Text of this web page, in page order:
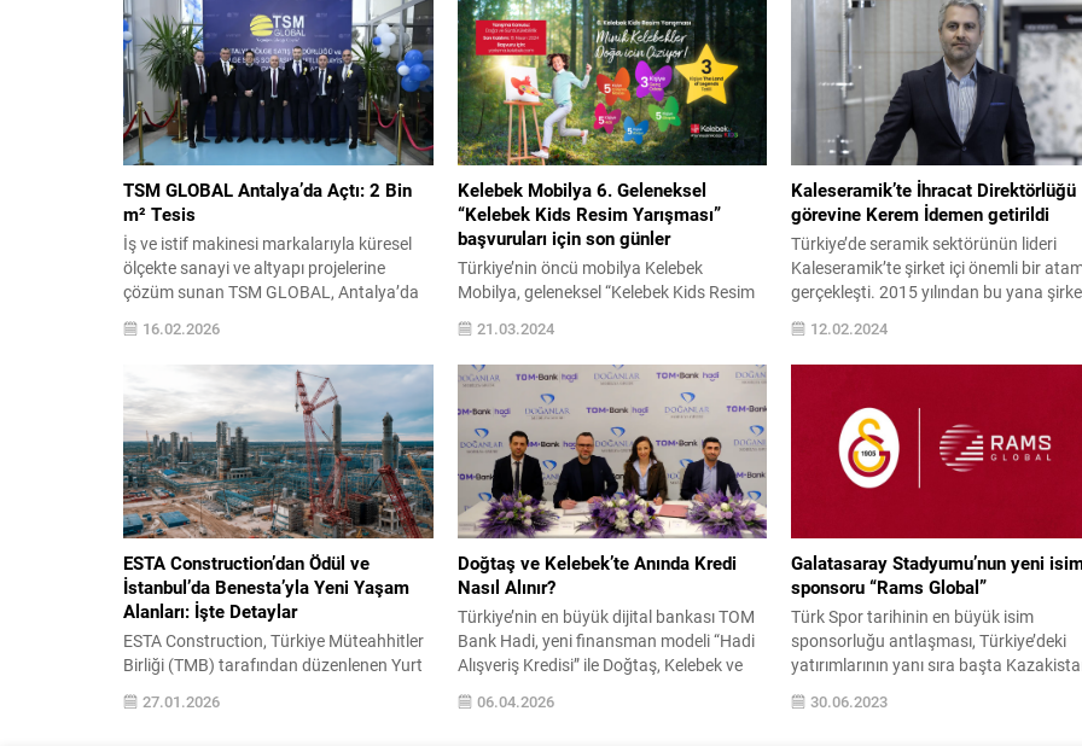
TSM GLOBAL Antalya’da Açtı: 2 Bin
m² Tesis
İş ve istif makinesi markalarıyla küresel
ölçekte sanayi ve altyapı projelerine
çözüm sunan TSM GLOBAL, Antalya’da
açtığı Bölge Satış Sonrası Hizmetler
Bayisi ve Bölge Satış Müdürlüğü ile kentin
sanayi ve ticaret ekosistemine katkı
sağladı. TSM GLOBAL, Bölge Satış
Sonrası Hizmetler bayisi Antalya Anadolu
İş Makinaları’nın yaklaşık 2.000
metrekare alana sahip...
16.02.2026
Kelebek Mobilya 6. Geleneksel
“Kelebek Kids Resim Yarışması”
başvuruları için son günler
Türkiye’nin öncü mobilya Kelebek
Mobilya, geleneksel “Kelebek Kids Resim
Yarışması”nın başvuruları 15 Nisan 2024
tarihinde sona erecek “Minik Kelebekler
Doğa için Çiziyor” temasıyla düzenlenen
resim yarışmasında çocuklar kağıtlara
hayallerini aktarıyor. Kazanan ilk 26
çocuk Kelebek Mobilya hediyelerinin
sahibi olurken, eserleri ise Kelebek
Mobilya mağazalarında sergilenecek.
Kelebek Mobilya, altıncı kez çocukları...
21.03.2024
Kaleseramik’te İhracat Direktörlüğü
görevine Kerem İdemen getirildi
Türkiye’de seramik sektörünün lideri
Kaleseramik’te şirket içi önemli bir
gerçekleşti. 2015 yılından bu yana
bünyesinde İhracat Müdürü olarak
çalışan seramik sektörünün deneyimli
ismi Kerem İdemen, Kaleseramik
metrekare üretim kapasitesiyle
1’inci, Avrupa’nın 5’inci, dünyanın da
18’inci seramik kaplama malzemesi
üreticisi konumunda olan...
12.02.2024
ESTA Construction’dan Ödül ve
İstanbul’da Benesta’yla Yeni Yaşam
Alanları: İşte Detaylar
ESTA Construction, Türkiye Müteahhitler
Birliği (TMB) tarafından düzenlenen Yurt
Dışı Müteahhitlik Hizmetleri Ödül Töreni
kapsamında bir kez daha başarı ödülüne
27.01.2026
Doğtaş ve Kelebek’te Anında Kredi
Nasıl Alınır?
Türkiye’nin en büyük dijital bankası TOM
Bank Hadi, yeni finansman modeli “Hadi
Alışveriş Kredisi” ile Doğtaş, Kelebek ve
Lova Yatak mağazalarında anında
finansman imkânı sunuyor. Mağaza
06.04.2026
Galatasaray Stadyumu’nun yeni
sponsoru “Rams Global”
Türk Spor tarihinin en büyük isim
sponsorluğu antlaşması, Türkiye’deki
yatırımlarının yanı sıra başta
olmak üzere pek çok farklı ülkede
sağlık, maden, turizm, paylaşımlı ofis,
30.06.2023